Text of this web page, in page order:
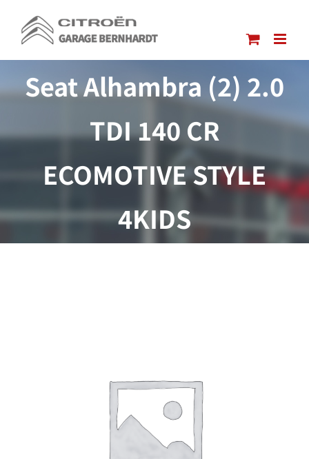
contenu
Seat Alhambra (2) 2.0
TDI 140 CR
ECOMOTIVE STYLE
4KIDS